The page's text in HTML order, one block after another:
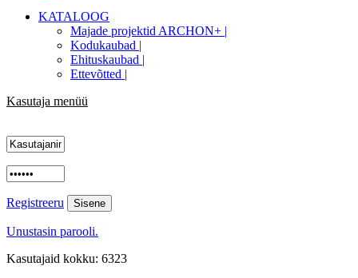
KATALOOG
Majade projektid ARCHON+ |
Kodukaubad |
Ehituskaubad |
Ettevõtted |
Kasutaja menüü
Registreeru
Unustasin parooli.
Kasutajaid kokku: 6323